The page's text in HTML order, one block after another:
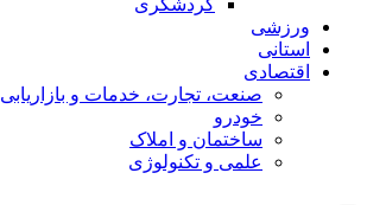
گردشگری
ورزشی
استانی
اقتصادی
صنعت، تجارت، خدمات و بازاریابی
خودرو
ساختمان و املاک
علمی و تکنولوژی